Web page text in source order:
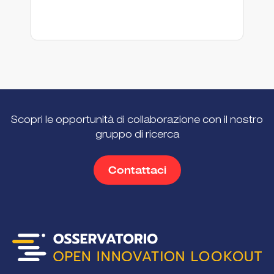
Scopri le opportunità di collaborazione con il nostro
gruppo di ricerca
Contattaci